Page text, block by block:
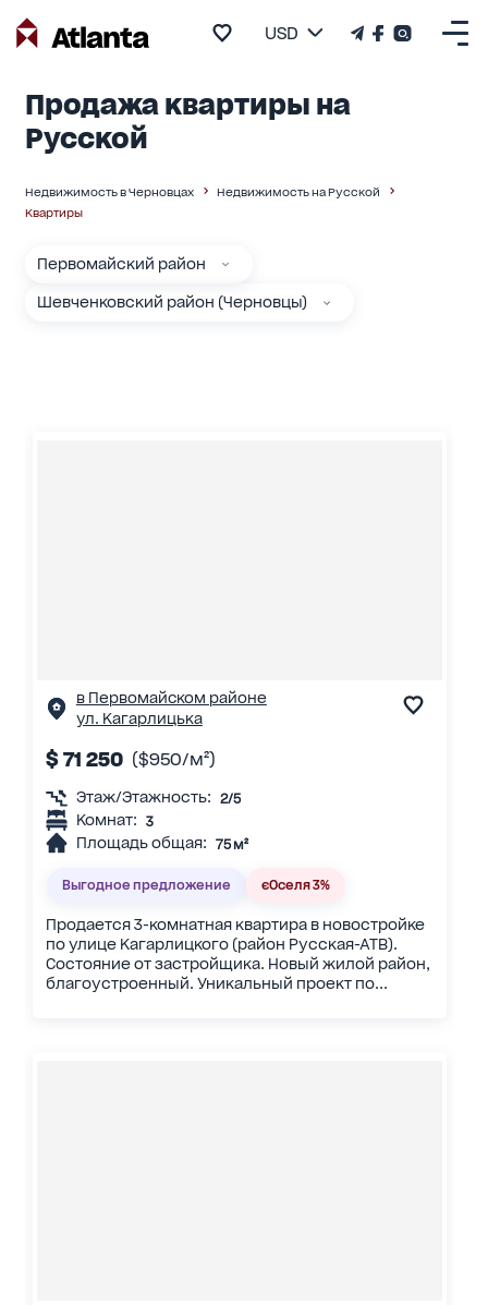
USD
Продажа квартиры на
Русской
Недвижимость в Черновцах
Недвижимость на Русской
Квартиры
Первомайский район
Шевченковский район (Черновцы)
в Первомайском районе
ул. Кагарлицька
$ 71 250 ($950/м²)
Этаж/Этажность: 2/5
Комнат: 3
Площадь общая: 75 м²
Выгодное предложение єОселя 3%
Продается 3-комнатная квартира в новостройке
по улице Кагарлицкого (район Русская-АТВ).
Состояние от застройщика. Новый жилой район,
благоустроенный. Уникальный проект по...